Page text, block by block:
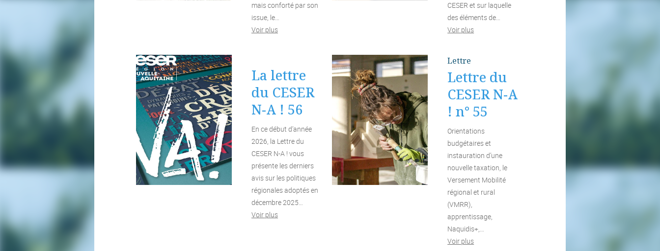
mais conforté par son
issue, le…
Voir plus
CESER et sur laquelle
des éléments de…
Voir plus
La lettre
du CESER
N-A ! 56
En ce début d’année
2026, la Lettre du
CESER N-A ! vous
présente les derniers
avis sur les politiques
régionales adoptés en
décembre 2025…
Voir plus
Lettre
Lettre du
CESER N-A
! n° 55
Orientations
budgétaires et
instauration d’une
nouvelle taxation, le
Versement Mobilité
régional et rural
(VMRR),
apprentissage,
Naquidis+,…
Voir plus